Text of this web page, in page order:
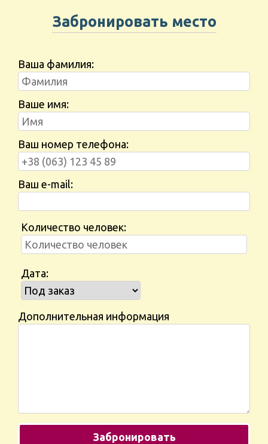
Забронировать место
Ваша фамилия:
Ваше имя:
Ваш номер телефона:
Ваш e-mail:
Количество человек:
Дата:
Дополнительная информация